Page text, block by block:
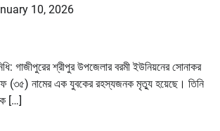
10, 2026
গাজীপুরের শ্রীপুর উপজেলার বরমী ইউনিয়নের সোনাকর
(৩৫) নামের এক যুবকের রহস্যজনক মৃত্যু হয়েছে। তিনি
[…]